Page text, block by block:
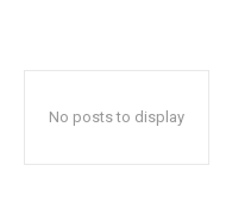
No posts to display